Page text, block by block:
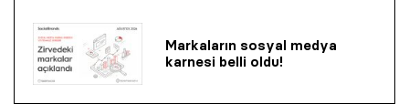
Markaların sosyal medya
karnesi belli oldu!